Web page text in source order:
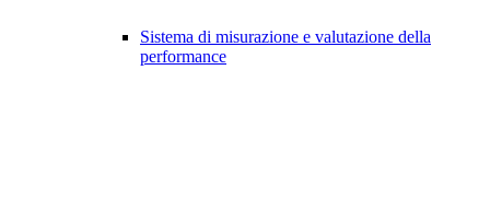
Sistema di misurazione e valutazione della
performance